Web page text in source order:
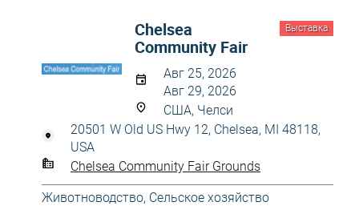
Выставка
Chelsea
Community Fair
Авг 25, 2026
Авг 29, 2026
США, Челси
20501 W Old US Hwy 12, Chelsea, MI 48118,
USA
Chelsea Community Fair Grounds
Животноводство, Сельское хозяйство